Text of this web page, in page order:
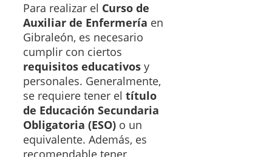
Para realizar el Curso de
Auxiliar de Enfermería en
Gibraleón, es necesario
cumplir con ciertos
requisitos educativos y
personales. Generalmente,
se requiere tener el título
de Educación Secundaria
Obligatoria (ESO) o un
equivalente. Además, es